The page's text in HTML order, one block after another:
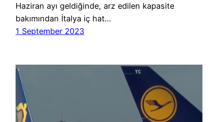
Haziran ayı geldiğinde, arz edilen kapasite
bakımından İtalya iç hat…
1 September 2023